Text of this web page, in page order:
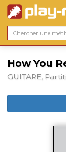
How You
GUITARE,